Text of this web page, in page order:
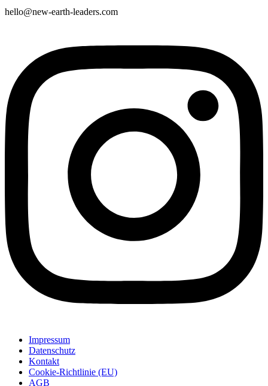
hello@new-earth-leaders.com
Impressum
Datenschutz
Kontakt
Cookie-Richtlinie (EU)
AGB